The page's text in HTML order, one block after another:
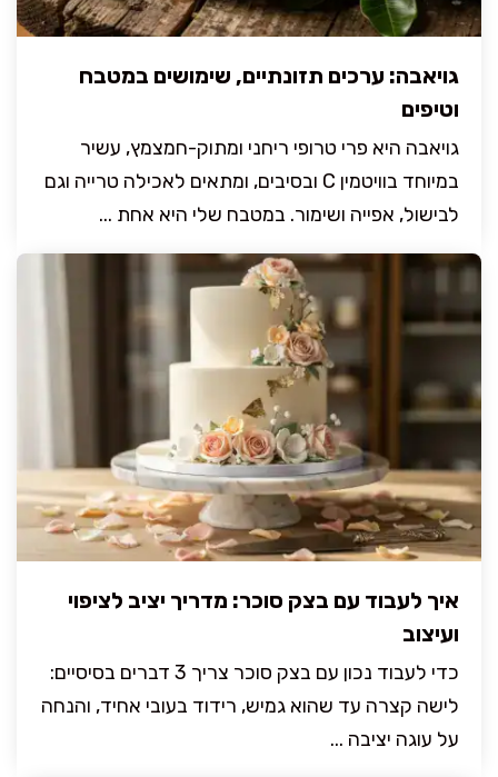
גויאבה: ערכים תזונתיים, שימושים במטבח
וטיפים
גויאבה היא פרי טרופי ריחני ומתוק-חמצמץ, עשיר
במיוחד בוויטמין C ובסיבים, ומתאים לאכילה טרייה וגם
לבישול, אפייה ושימור. במטבח שלי היא אחת ...
איך לעבוד עם בצק סוכר: מדריך יציב לציפוי
ועיצוב
כדי לעבוד נכון עם בצק סוכר צריך 3 דברים בסיסיים:
לישה קצרה עד שהוא גמיש, רידוד בעובי אחיד, והנחה
על עוגה יציבה ...